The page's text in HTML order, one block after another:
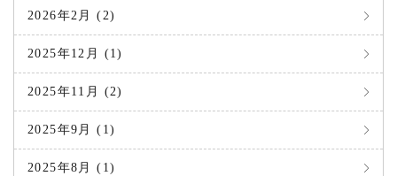
2026年2月 (2)
2025年12月 (1)
2025年11月 (2)
2025年9月 (1)
2025年8月 (1)